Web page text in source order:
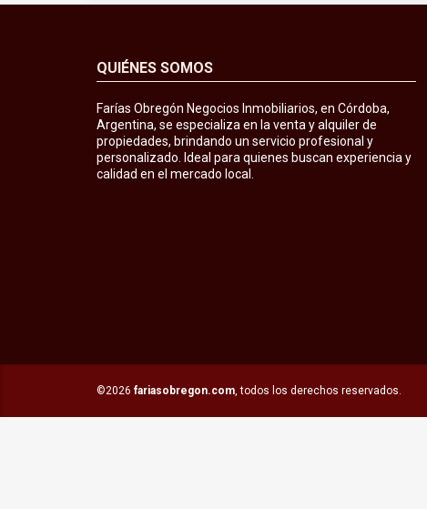
QUIÉNES SOMOS
Farías Obregón Negocios Inmobiliarios, en Córdoba,
Argentina, se especializa en la venta y alquiler de
propiedades, brindando un servicio profesional y
personalizado. Ideal para quienes buscan experiencia y
calidad en el mercado local.
©2026 fariasobregon.com, todos los derechos reservados.